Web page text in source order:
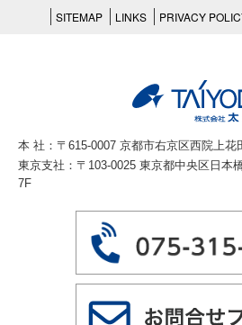
SITEMAP LINKS PRIVACY
本 社：〒615-0007 京都市右京区西院上花
東京支社：〒103-0025 東京都中央区日本
7F